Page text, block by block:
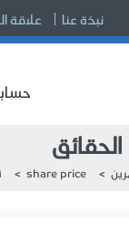
نبذة عنا علاقة
الحقائق
share price